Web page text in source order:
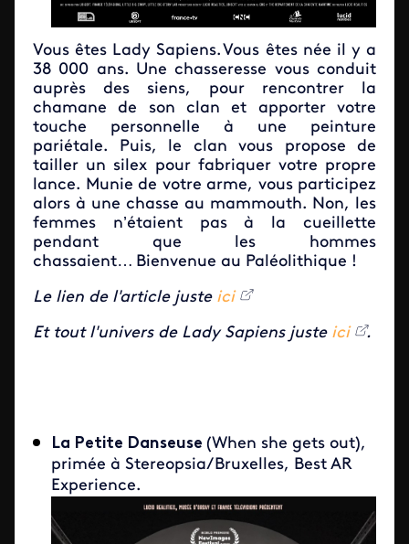
Vous êtes Lady Sapiens. Vous êtes née il y a
38 000 ans. Une chasseresse vous conduit
auprès des siens, pour rencontrer la
chamane de son clan et apporter votre
touche personnelle à une peinture
pariétale. Puis, le clan vous propose de
tailler un silex pour fabriquer votre propre
lance. Munie de votre arme, vous participez
alors à une chasse au mammouth. Non, les
femmes n’étaient pas à la cueillette
pendant que les hommes
chassaient… Bienvenue au Paléolithique !
Le lien de l'article juste ici
Et tout l'univers de Lady Sapiens juste ici .
La Petite Danseuse (When she gets out),
primée à Stereopsia/Bruxelles, Best AR
Experience.